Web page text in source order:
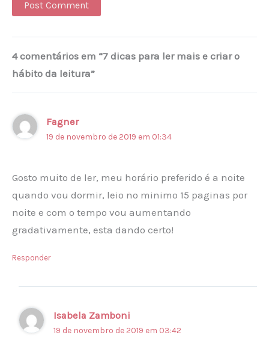
4 comentários em “7 dicas para ler mais e criar o
hábito da leitura”
Fagner
19 de novembro de 2019 em 01:34
Gosto muito de ler, meu horário preferido é a noite
quando vou dormir, leio no minimo 15 paginas por
noite e com o tempo vou aumentando
gradativamente, esta dando certo!
Responder
Isabela Zamboni
19 de novembro de 2019 em 03:42